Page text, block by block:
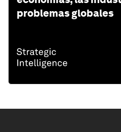
problemas globales